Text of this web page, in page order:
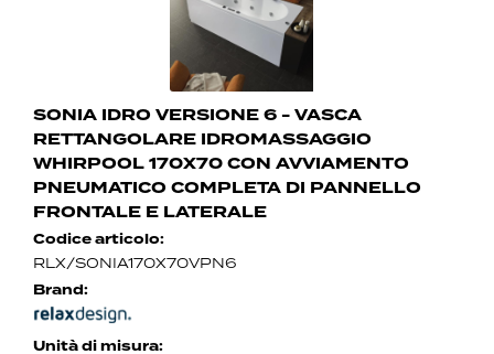
SONIA IDRO VERSIONE 6 - VASCA
RETTANGOLARE IDROMASSAGGIO
WHIRPOOL 170X70 CON AVVIAMENTO
PNEUMATICO COMPLETA DI PANNELLO
FRONTALE E LATERALE
Codice articolo:
RLX/SONIA170X70VPN6
Brand:
Unità di misura: